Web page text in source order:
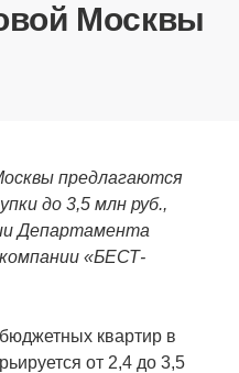
Москвы
предлагаются
до 3,5 млн руб.,
Департамента
«БЕСТ-
квартир в
от 2,4 до 3,5